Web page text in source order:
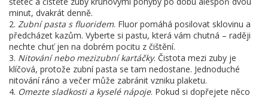
minut, dvakrát denně.
2. Zubní pasta s fluoridem. Fluor pomáhá posilovat sklovinu a
předcházet kazům. Vyberte si pastu, která vám chutná – raději
nechte chuť jen na dobrém pocitu z čištění.
3. Nitování nebo mezizubní kartáčky. Čistota mezi zuby je
klíčová, protože zubní pasta se tam nedostane. Jednoduché
nitování ráno a večer může zabránit vzniku plaketu.
4. Omezte sladkosti a kyselé nápoje. Pokud si dopřejete něco